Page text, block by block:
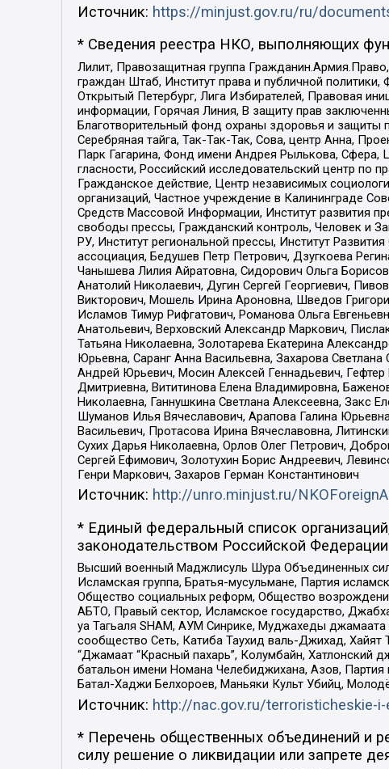
Источник: https://minjust.gov.ru/ru/
* Сведения реестра НКО, выполняющих
Лилит, Правозащитная группа
граждан Штаб, Институт права и публичной
Открытый Петербург, Лига Избирателей, Правовая
информации, Горячая Линия, В защиту прав
Благотворительный фонд охраны здоровья и
Серебряная тайга, Так-Так-Так, Сова, центр Анна,
Парк Гагарина, Фонд имени Андрея Рылькова, Сфера,
гласности, Российский исследовательский центр по
Гражданское действие, Центр независимых
организаций, Частное учреждение в Калининграде
Средств Массовой Информации, Институт развития
свободы прессы, Гражданский контроль, Человек и
РУ, Институт региональной прессы, Институт
ассоциация, Бедушев Петр Петрович, Дзугкоева
Чанышева Лилия Айратовна, Сидорович Ольга
Анатолий Николаевич, Дугин Сергей Георгиевич,
Викторович, Мошель Ирина Ароновна, Шведов
Исламов Тимур Рифгатович, Романова Ольга
Анатольевич, Верховский Александр Маркович,
Татьяна Николаевна, Золотарева Екатерина
Юрьевна, Саранг Анна Васильевна, Захарова
Андрей Юрьевич, Мосин Алексей Геннадьевич,
Дмитриевна, Вититинова Елена Владимировна,
Николаевна, Ганнушкина Светлана Алексеевна, Закс
Шуманов Илья Вячеславович, Арапова Галина
Васильевич, Протасова Ирина Вячеславовна,
Сухих Дарья Николаевна, Орлов Олег Петрович,
Сергей Ефимович, Золотухин Борис Андреевич,
Генри Маркович, Захаров Герман Константинович
Источник: http://unro.minjust.ru/
* Единый федеральный список
законодательством Российской
Высший военный Маджлисуль Шура Объединенных
Исламская группа, Братья-мусульмане, Партия
Общество социальных реформ, Общество
АБТО, Правый сектор, Исламское государство,
уа Тагьаля SHAM, АУМ Синрике, Муджахеды
сообщество Сеть, Катиба Таухид валь-Джихад,
“Джамаат “Красный пахарь”, Колумбайн, Хатлонский
батальон имени Номана Челебиджихана, Азов,
Батал-Хаджи Белхороев, Маньяки Культ Убийц,
Источник: http://nac.gov.ru/terroristicheskie-
* Перечень общественных объединений и
силу решение о ликвидации или запрете